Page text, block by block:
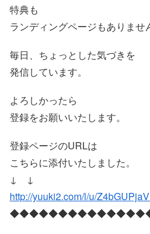
特典も
ランディングページもありませ
毎日、ちょっとした気づきを
発信しています。
よろしかったら
登録をお願いいたします。
登録ページのURLは
こちらに添付いたしました。
↓ ↓
http://yuuki2.com/l/u/